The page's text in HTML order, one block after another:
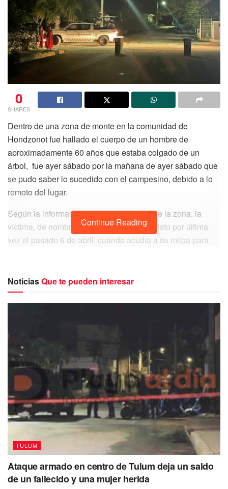
0
SHARES
Dentro de una zona de monte en la comunidad de
Hondzonot fue hallado el cuerpo de un hombre de
aproximadamente 60 años que estaba colgado de un
árbol, fue ayer sábado por la mañana de ayer sábado que
se pudo saber lo sucedido con el campesino, debido a lo
remoto del lugar.
Según la información de los pobladores de la zona, la
víctima, de nombre Tobías May May, fue visto por última
vez el pasado 6 de abril, cuando acudía a su milpa para
Tras no regresar a su domicilio, las autoridades del
poblado junto a los vecinos del lugar emprendieron la
alrededor de las 9:00 de la mañana, que fue encontrado su
cuerpo a ocho kilómetros dentro del monte y ya se
encontraba emanando olores fétidos.
Continue Reading
NoticiasQue te pueden interesar
TULUM
Ataque armado en centro de Tulum deja un saldo
de un fallecido y una mujer herida